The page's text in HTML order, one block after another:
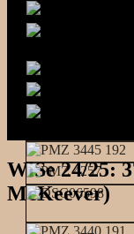
WiSe 24/25:
McKeever)